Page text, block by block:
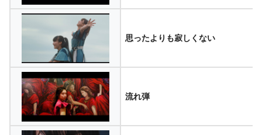
思ったよりも寂しくない
流れ弾